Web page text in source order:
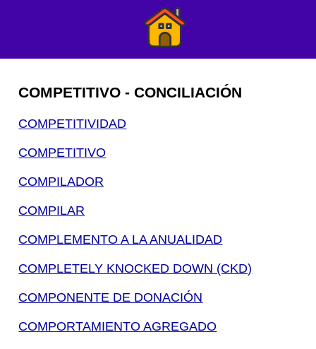
COMPETITIVO - CONCILIACIÓN
COMPETITIVIDAD
COMPETITIVO
COMPILADOR
COMPILAR
COMPLEMENTO A LA ANUALIDAD
COMPLETELY KNOCKED DOWN (CKD)
COMPONENTE DE DONACIÓN
COMPORTAMIENTO AGREGADO